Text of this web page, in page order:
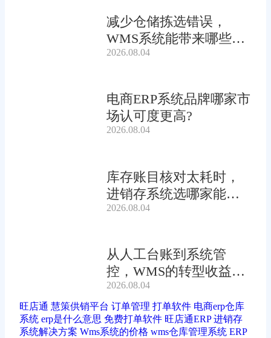
减少仓储拣选错误，
WMS系统能带来哪些连
锁收益?
2026.08.04
电商ERP系统品牌哪家市
场认可度更高?
2026.08.04
库存账目核对太耗时，
进销存系统选哪家能自
动?
2026.08.04
从人工台账到系统管
控，WMS的转型收益有
多大?
2026.08.04
旺店通 慧策供销平台 订单管理 打单软件 电商erp仓库
系统 erp是什么意思 免费打单软件 旺店通ERP 进销存
系统解决方案 Wms系统的价格 wms仓库管理系统 ERP